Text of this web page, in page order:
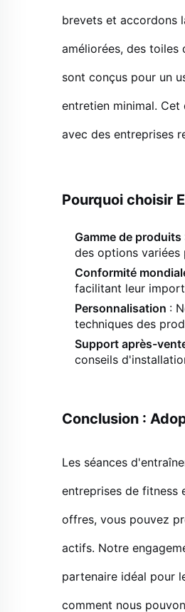
brevets et accordons
améliorées, des
sont conçus pour un
entretien minimal.
avec des entreprises
Pourquoi choisir
Gamme de produits
des options variées
Conformité
facilitant leur
Personnalisation :
techniques des
Support après-
conseils
Conclusion :
Les séances
entreprises de fitness
offres, vous pouvez
actifs. Notre
partenaire idéal pour
comment nous